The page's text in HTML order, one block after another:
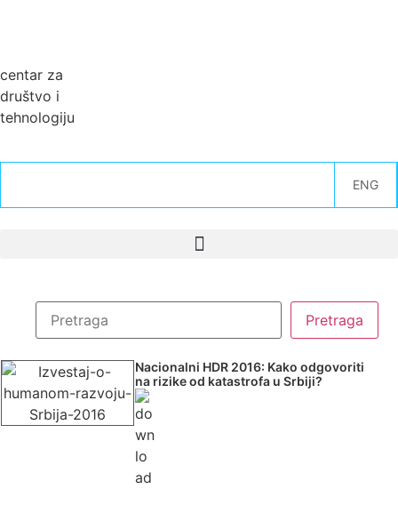
centar za
društvo i
tehnologiju
ENG
Nacionalni HDR 2016: Kako odgovoriti
na rizike od katastrofa u Srbiji?